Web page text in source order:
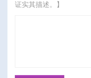
证实其描述。】